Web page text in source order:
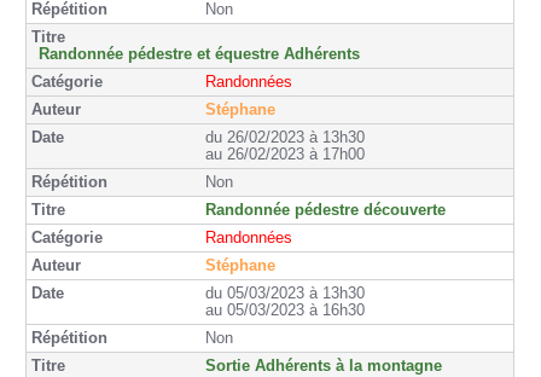
Non
Randonnée pédestre et équestre Adhérents
Randonnées
Stéphane
du 26/02/2023 à 13h30
au 26/02/2023 à 17h00
Non
Randonnée pédestre découverte
Randonnées
Stéphane
du 05/03/2023 à 13h30
au 05/03/2023 à 16h30
Non
Sortie Adhérents à la montagne